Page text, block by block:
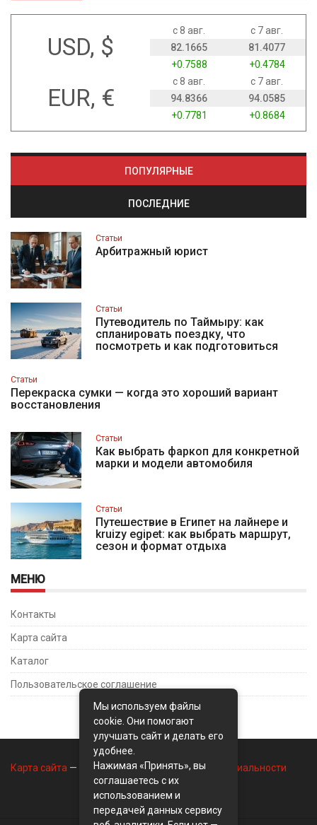
USD, $
с 8 авг.
с 7 авг.
82.1665
81.4077
+0.7588
+0.4784
EUR, €
с 8 авг.
с 7 авг.
94.8366
94.0585
+0.7781
+0.8684
ПОПУЛЯРНЫЕ
ПОСЛЕДНИЕ
Статьи
Арбитражный юрист
Статьи
Путеводитель по Таймыру: как
спланировать поездку, что
посмотреть и как подготовиться
Статьи
Перекраска сумки — когда это хороший вариант
восстановления
Статьи
Как выбрать фаркоп для конкретной
марки и модели автомобиля
Статьи
Путешествие в Египет на лайнере и
kruizy egipet: как выбрать маршрут,
сезон и формат отдыха
МЕНЮ
Контакты
Карта сайта
Каталог
Пользовательское соглашение
Карта сайта — Контакты— Политика конфиденциальности
Мы используем файлы
cookie. Они помогают
улучшать сайт и делать его
удобнее.
Нажимая «Принять», вы
соглашаетесь с их
использованием и
передачей данных сервису